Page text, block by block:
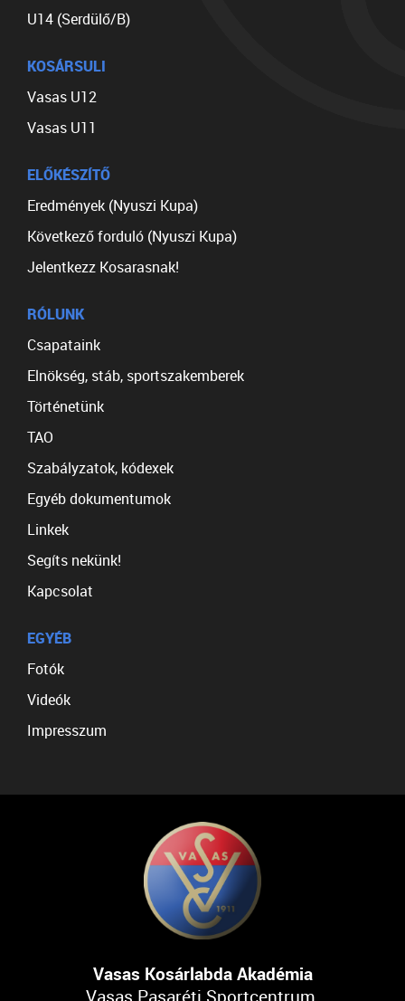
U14 (Serdülő/B)
KOSÁRSULI
Vasas U12
Vasas U11
ELŐKÉSZÍTŐ
Eredmények (Nyuszi Kupa)
Következő forduló (Nyuszi Kupa)
Jelentkezz Kosarasnak!
RÓLUNK
Csapataink
Elnökség, stáb, sportszakemberek
Történetünk
TAO
Szabályzatok, kódexek
Egyéb dokumentumok
Linkek
Segíts nekünk!
Kapcsolat
EGYÉB
Fotók
Videók
Impresszum
Vasas Kosárlabda Akadémia
Vasas Pasaréti Sportcentrum,